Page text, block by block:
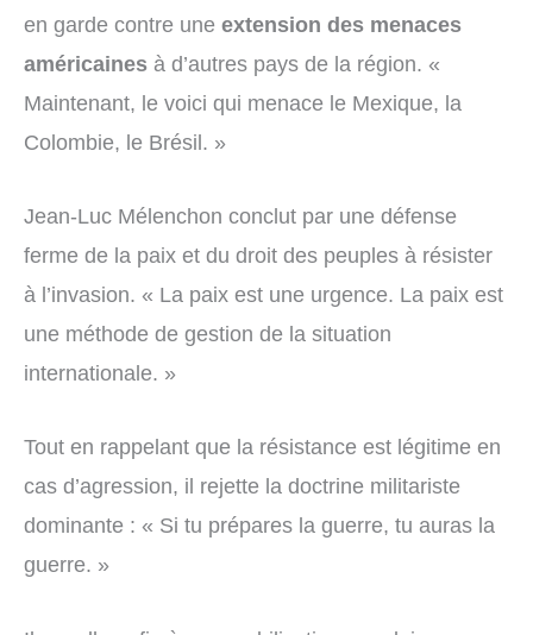
en garde contre une extension des menaces
américaines à d’autres pays de la région. «
Maintenant, le voici qui menace le Mexique, la
Colombie, le Brésil. »
Jean-Luc Mélenchon conclut par une défense
ferme de la paix et du droit des peuples à résister
à l’invasion. « La paix est une urgence. La paix est
une méthode de gestion de la situation
internationale. »
Tout en rappelant que la résistance est légitime en
cas d’agression, il rejette la doctrine militariste
dominante : « Si tu prépares la guerre, tu auras la
guerre. »